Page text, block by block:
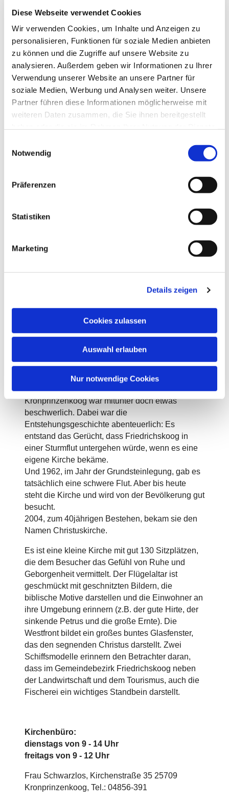
Diese Webseite verwendet Cookies
Wir verwenden Cookies, um Inhalte und Anzeigen zu
personalisieren, Funktionen für soziale Medien anbieten
zu können und die Zugriffe auf unsere Website zu
analysieren. Außerdem geben wir Informationen zu Ihrer
Verwendung unserer Website an unsere Partner für
soziale Medien, Werbung und Analysen weiter. Unsere
Partner führen diese Informationen möglicherweise mit
weiteren Daten zusammen, die Sie ihnen bereitgestellt
Notwendig
Präferenzen
Statistiken
Marketing
Details zeigen
Cookies zulassen
Auswahl erlauben
Nur notwendige Cookies
wurden für ungültig erklärt.
Die Christuskirche in Friedrichskoog
Seit 1964 hat der Gemeindebezirk Friedrichskoog
eine eigene Kirche. Das war für die Menschen
damals eine Erleichterung; denn der Weg nach
Kronprinzenkoog war mitunter doch etwas
beschwerlich. Dabei war die
Entstehungsgeschichte abenteuerlich: Es
entstand das Gerücht, dass Friedrichskoog in
einer Sturmflut untergehen würde, wenn es eine
eigene Kirche bekäme.
Und 1962, im Jahr der Grundsteinlegung, gab es
tatsächlich eine schwere Flut. Aber bis heute
steht die Kirche und wird von der Bevölkerung gut
besucht.
2004, zum 40jährigen Bestehen, bekam sie den
Namen Christuskirche.
Es ist eine kleine Kirche mit gut 130 Sitzplätzen,
die dem Besucher das Gefühl von Ruhe und
Geborgenheit vermittelt. Der Flügelaltar ist
geschmückt mit geschnitzten Bildern, die
biblische Motive darstellen und die Einwohner an
ihre Umgebung erinnern (z.B. der gute Hirte, der
sinkende Petrus und die große Ernte). Die
Westfront bildet ein großes buntes Glasfenster,
das den segnenden Christus darstellt. Zwei
Schiffsmodelle erinnern den Betrachter daran,
dass im Gemeindebezirk Friedrichskoog neben
der Landwirtschaft und dem Tourismus, auch die
Fischerei ein wichtiges Standbein darstellt.
Kirchenbüro:
dienstags von 9 - 14 Uhr
freitags von 9 - 12 Uhr
Frau Schwarzlos, Kirchenstraße 35 25709
Kronprinzenkoog, Tel.: 04856-391